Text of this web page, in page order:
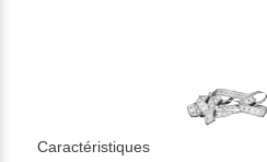
Caractéristiques